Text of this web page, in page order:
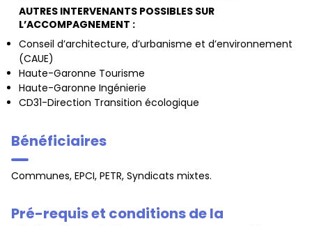
AUTRES INTERVENANTS POSSIBLES SUR
L’ACCOMPAGNEMENT :
Conseil d’architecture, d’urbanisme et d’environnement
(CAUE)
Haute-Garonne Tourisme
Haute-Garonne Ingénierie
CD31-Direction Transition écologique
Bénéficiaires
Communes, EPCI, PETR, Syndicats mixtes.
Pré-requis et conditions de la